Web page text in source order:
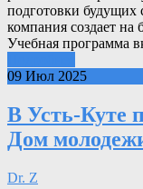
подготовки будущих
компания создает
Учебная программа
09 Июл 2025
В Усть-Куте
Дом
Dr. Z